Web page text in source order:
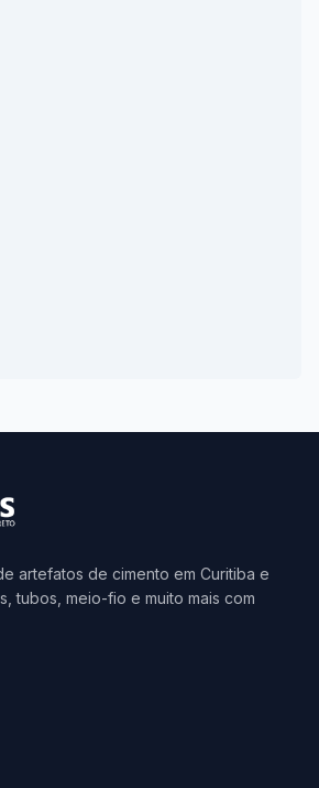
artefatos de cimento em Curitiba e
tubos, meio-fio e muito mais com